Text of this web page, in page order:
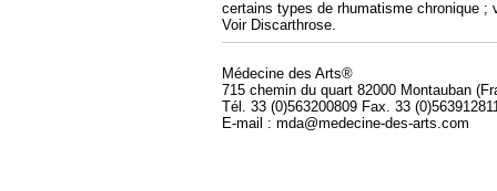
certains types de rhumatisme chronique ;
Voir Discarthrose.
Médecine des Arts®
715 chemin du quart 82000 Montauban
Tél. 33 (0)563200809 Fax. 33
E-mail : mda@medecine-des-arts.com